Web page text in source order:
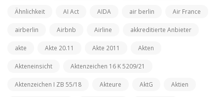
Ähnlichkeit AI Act AIDA air berlin Air France
airberlin Airbnb Airline akkreditierte Anbieter
akte Akte 20.11 Akte 2011 Akten
Akteneinsicht Aktenzeichen 16 K 5209/21
Aktenzeichen I ZB 55/18 Akteure AktG Aktien